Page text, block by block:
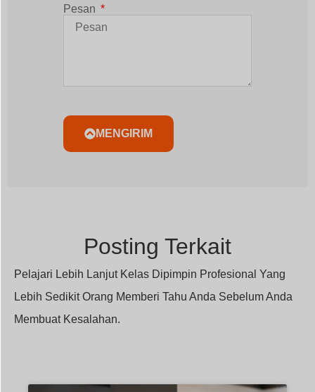
Pesan
MENGIRIM
Posting Terkait
Pelajari Lebih Lanjut Kelas Dipimpin Profesional Yang
Lebih Sedikit Orang Memberi Tahu Anda Sebelum Anda
Membuat Kesalahan.